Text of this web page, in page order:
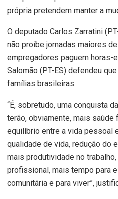
própria pretendem manter a
O deputado Carlos Zarratini
não proíbe jornadas maiores
empregadores paguem horas-
Salomão (PT-ES) defendeu
famílias brasileiras.
“É, sobretudo, uma conquista
terão, obviamente, mais saúde
equilíbrio entre a vida pessoal
qualidade de vida, redução do
mais produtividade no
profissional, mais tempo para
comunitária e para viver”,